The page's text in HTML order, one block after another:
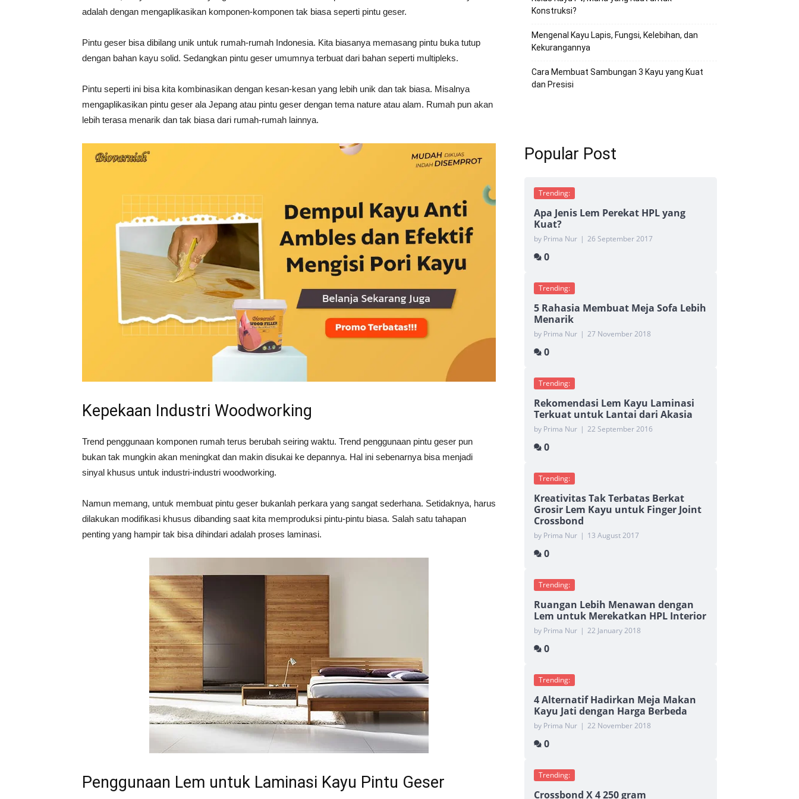
adalah dengan mengaplikasikan komponen-komponen tak biasa seperti pintu geser.
Pintu geser bisa dibilang unik untuk rumah-rumah Indonesia. Kita biasanya memasang pintu buka tutup
dengan bahan kayu solid. Sedangkan pintu geser umumnya terbuat dari bahan seperti multipleks.
Pintu seperti ini bisa kita kombinasikan dengan kesan-kesan yang lebih unik dan tak biasa. Misalnya
mengaplikasikan pintu geser ala Jepang atau pintu geser dengan tema nature atau alam. Rumah pun akan
lebih terasa menarik dan tak biasa dari rumah-rumah lainnya.
Kepekaan Industri Woodworking
Trend penggunaan komponen rumah terus berubah seiring waktu. Trend penggunaan pintu geser pun
bukan tak mungkin akan meningkat dan makin disukai ke depannya. Hal ini sebenarnya bisa menjadi
sinyal khusus untuk industri-industri woodworking.
Namun memang, untuk membuat pintu geser bukanlah perkara yang sangat sederhana. Setidaknya, harus
dilakukan modifikasi khusus dibanding saat kita memproduksi pintu-pintu biasa. Salah satu tahapan
penting yang hampir tak bisa dihindari adalah proses laminasi.
Penggunaan Lem untuk Laminasi Kayu Pintu Geser
Konstruksi?
Mengenal Kayu Lapis, Fungsi, Kelebihan, dan
Kekurangannya
Cara Membuat Sambungan 3 Kayu yang Kuat
dan Presisi
Popular Post
Trending:
Apa Jenis Lem Perekat HPL yang
Kuat?
by Prima Nur | 26 September 2017
0
Trending:
5 Rahasia Membuat Meja Sofa Lebih
Menarik
by Prima Nur | 27 November 2018
0
Trending:
Rekomendasi Lem Kayu Laminasi
Terkuat untuk Lantai dari Akasia
by Prima Nur | 22 September 2016
0
Trending:
Kreativitas Tak Terbatas Berkat
Grosir Lem Kayu untuk Finger Joint
Crossbond
by Prima Nur | 13 August 2017
0
Trending:
Ruangan Lebih Menawan dengan
Lem untuk Merekatkan HPL Interior
by Prima Nur | 22 January 2018
0
Trending:
4 Alternatif Hadirkan Meja Makan
Kayu Jati dengan Harga Berbeda
by Prima Nur | 22 November 2018
0
Trending:
Crossbond X 4 250 gram